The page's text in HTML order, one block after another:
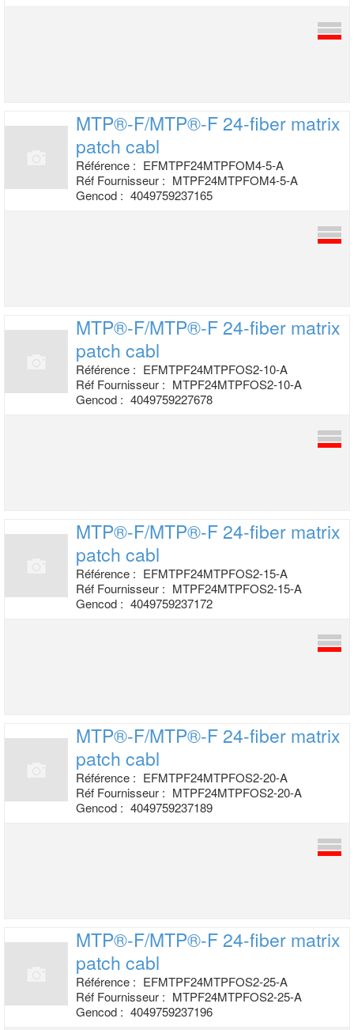
MTP®-F/MTP®-F 24-fiber matrix
patch cabl
Référence : EFMTPF24MTPFOM4-5-A
Réf Fournisseur : MTPF24MTPFOM4-5-A
Gencod : 4049759237165
MTP®-F/MTP®-F 24-fiber matrix
patch cabl
Référence : EFMTPF24MTPFOS2-10-A
Réf Fournisseur : MTPF24MTPFOS2-10-A
Gencod : 4049759227678
MTP®-F/MTP®-F 24-fiber matrix
patch cabl
Référence : EFMTPF24MTPFOS2-15-A
Réf Fournisseur : MTPF24MTPFOS2-15-A
Gencod : 4049759237172
MTP®-F/MTP®-F 24-fiber matrix
patch cabl
Référence : EFMTPF24MTPFOS2-20-A
Réf Fournisseur : MTPF24MTPFOS2-20-A
Gencod : 4049759237189
MTP®-F/MTP®-F 24-fiber matrix
patch cabl
Référence : EFMTPF24MTPFOS2-25-A
Réf Fournisseur : MTPF24MTPFOS2-25-A
Gencod : 4049759237196